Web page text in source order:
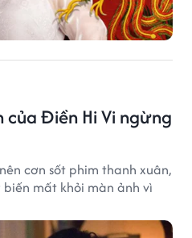
của Điền Hi Vi ngừng
cơn sốt phim thanh xuân,
mất khỏi màn ảnh vì